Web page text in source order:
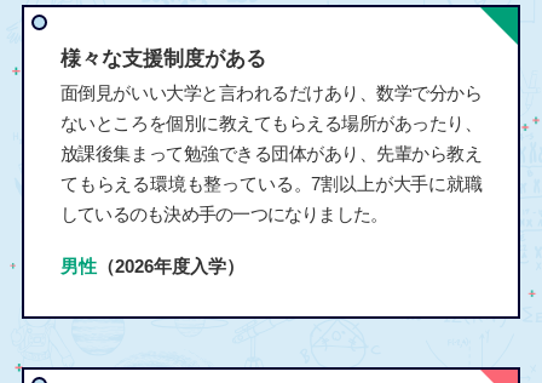
様々な支援制度がある
面倒見がいい大学と言われるだけあり、数学で分から
ないところを個別に教えてもらえる場所があったり、
放課後集まって勉強できる団体があり、先輩から教え
てもらえる環境も整っている。7割以上が大手に就職
しているのも決め手の一つになりました。
男性（2026年度入学）